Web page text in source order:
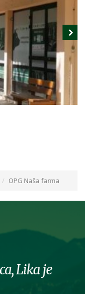
OPG Naša farma
Lika je